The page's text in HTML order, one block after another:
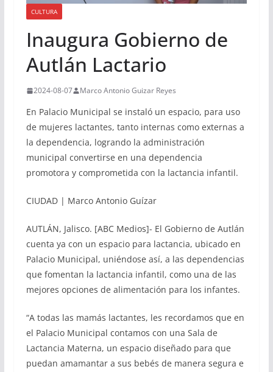
CULTURA
Inaugura Gobierno de
Autlán Lactario
2024-08-07 Marco Antonio Guizar Reyes
En Palacio Municipal se instaló un espacio, para uso
de mujeres lactantes, tanto internas como externas a
la dependencia, logrando la administración
municipal convertirse en una dependencia
promotora y comprometida con la lactancia infantil.
CIUDAD | Marco Antonio Guízar
AUTLÁN, Jalisco. [ABC Medios]- El Gobierno de Autlán
cuenta ya con un espacio para lactancia, ubicado en
Palacio Municipal, uniéndose así, a las dependencias
que fomentan la lactancia infantil, como una de las
mejores opciones de alimentación para los infantes.
“A todas las mamás lactantes, les recordamos que en
el Palacio Municipal contamos con una Sala de
Lactancia Materna, un espacio diseñado para que
puedan amamantar a sus bebés de manera segura e